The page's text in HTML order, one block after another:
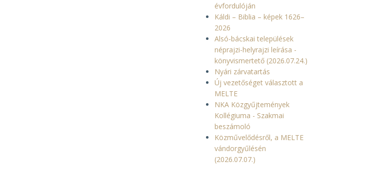
évfordulóján
Káldi – Biblia – képek 1626–
2026
Alsó-bácskai települések
néprajzi-helyrajzi leírása -
könyvismertető (2026.07.24.)
Nyári zárvatartás
Új vezetőséget választott a
MELTE
NKA Közgyűjtemények
Kollégiuma - Szakmai
beszámoló
Közművelődésről, a MELTE
vándorgyűlésén
(2026.07.07.)